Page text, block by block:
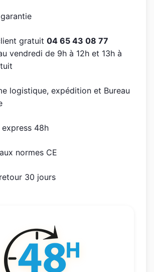
gratuit 04 65 43 08 77
vendredi de 9h à 12h et 13h à
logistique, expédition et Bureau
48h
normes CE
30 jours